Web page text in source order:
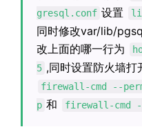
gresql.conf 设置
同时修改var/lib/
改上面的哪一行为
5 ,同时设置防火墙
firewall-cmd --
p 和 firewall-cmd